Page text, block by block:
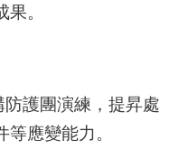
。
護團演練，提昇處
應變能力。